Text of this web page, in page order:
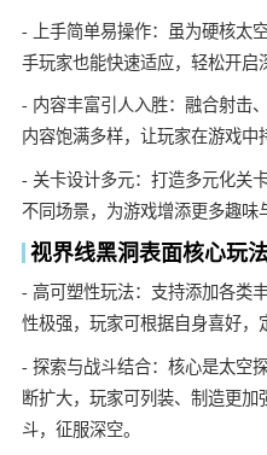
- 上手简单易操作：虽为硬核太
手玩家也能快速适应，轻松开启
- 内容丰富引人入胜：融合射击
内容饱满多样，让玩家在游戏中
- 关卡设计多元：打造多元化关
不同场景，为游戏增添更多趣味
视界线黑洞表面核心玩
- 高可塑性玩法：支持添加各类
性极强，玩家可根据自身喜好，
- 探索与战斗结合：核心是太空
断扩大，玩家可列装、制造更
斗，征服深空。